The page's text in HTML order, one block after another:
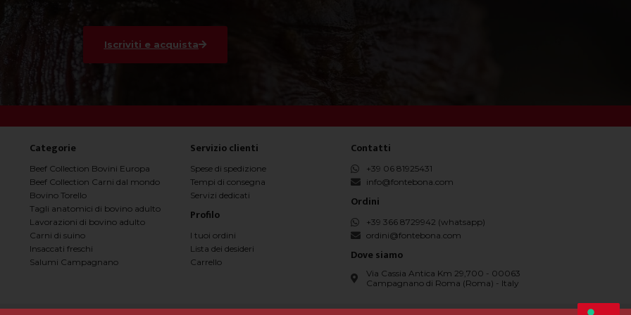
Iscriviti e acquista
Categorie
Beef Collection Bovini Europa
Beef Collection Carni dal mondo
Bovino Torello
Tagli anatomici di bovino adulto
Lavorazioni di bovino adulto
Carni di suino
Insaccati freschi
Salumi Campagnano
Servizio clienti
Spese di spedizione
Tempi di consegna
Servizi dedicati
Profilo
I tuoi ordini
Lista dei desideri
Carrello
Contatti
+39 06 81925431
info@fontebona.com
Ordini
+39 366 8729942 (whatsapp)
ordini@fontebona.com
Dove siamo
Via Cassia Antica Km 29,700 - 00063
Campagnano di Roma (Roma) - Italy